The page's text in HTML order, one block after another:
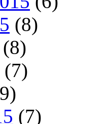
(8)
(8)
(7)
(7)